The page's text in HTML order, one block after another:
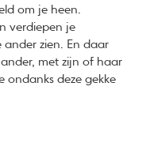
om je heen.
verdiepen je
ander zien. En daar
met zijn of haar
ondanks deze gekke